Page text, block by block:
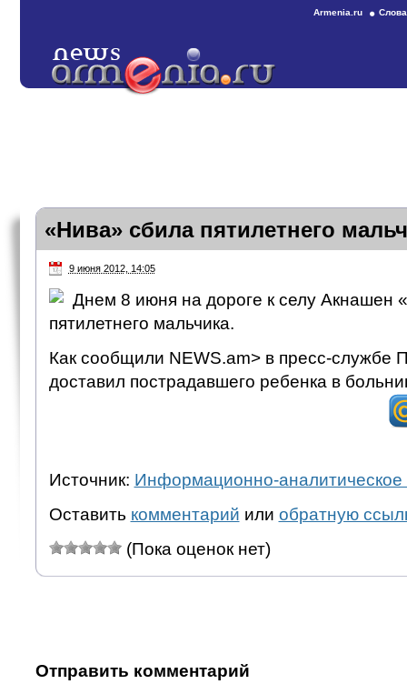
Armenia.ru
«Нива» сбила пятилетнего
9 июня 2012, 14:05
Днем 8 июня на дороге к селу Акнашен
пятилетнего мальчика.
Как сообщили NEWS.am> в пресс-службе
доставил пострадавшего ребенка в
Источник: Информационно-аналитическое
Оставить комментарий или обратную
(Пока оценок нет)
Отправить комментарий